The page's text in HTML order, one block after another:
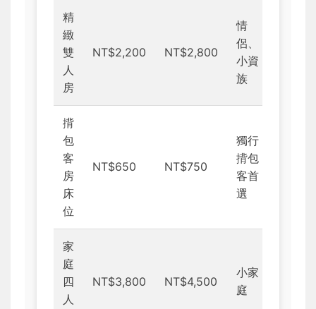
精
緻
雙
人
房
NT$2,200 NT$2,800
情
侶、
小資
族
揹
包
客
房
床
位
NT$650 NT$750
獨行
揹包
客首
選
家
庭
四
人
NT$3,800 NT$4,500
小家
庭